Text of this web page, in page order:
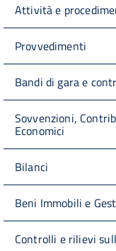
Attività e
Provvedimenti
Bandi di gara e
Sovvenzioni,
Economici
Bilanci
Beni Immobili e
Controlli e rilievi